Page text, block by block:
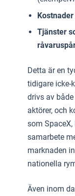
Tjänster
Detta är en
tidigare icke-
drivs av
aktörer, och
som
samarbete
marknaden
nationella
Även inom